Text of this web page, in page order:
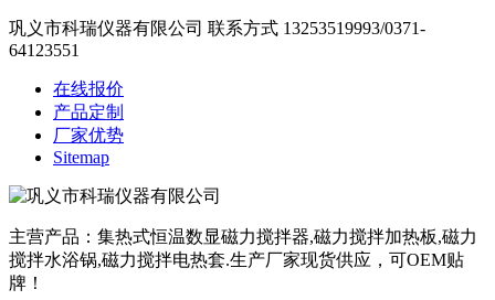
巩义市科瑞仪器有限公司 联系方式 13253519993/0371-
64123551
在线报价
产品定制
厂家优势
Sitemap
主营产品：集热式恒温数显磁力搅拌器,磁力搅拌加热板,磁力
搅拌水浴锅,磁力搅拌电热套.生产厂家现货供应，可OEM贴
牌！